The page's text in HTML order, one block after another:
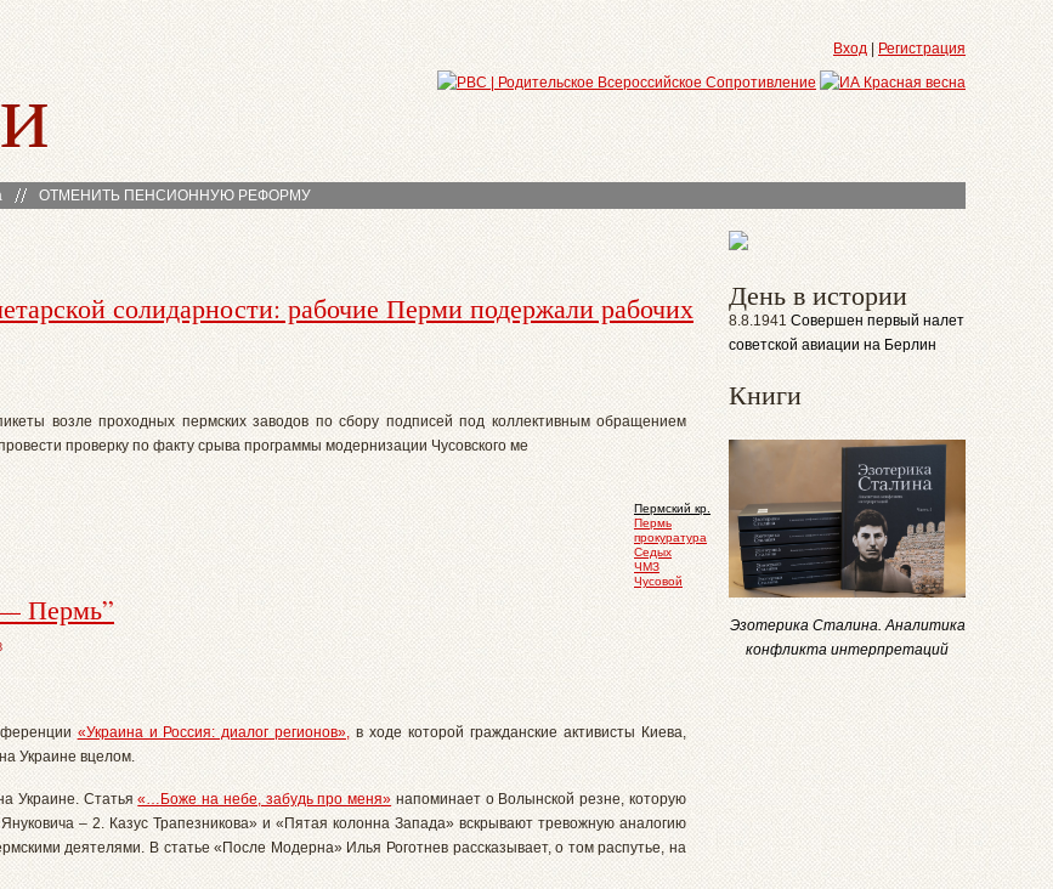
Вход Регистрация
ОТМЕНИТЬ ПЕНСИОННУЮ РЕФОРМУ
солидарности: рабочие Перми подержали рабочих
возле проходных пермских заводов по сбору подписей под коллективным обращением
проверку по факту срыва программы модернизации Чусовского ме
Пермский кр.
Пермь
прокуратура
Седых
ЧМЗ
Чусовой
Пермь”
«Украина и Россия: диалог регионов», в ходе которой гражданские активисты Киева,
Украине вцелом.
Украине. Статья«…Боже на небе, забудь про меня»напоминает о Волынской резне, которую
– 2. Казус Трапезникова» и «Пятая колонна Запада» вскрывают тревожную аналогию
деятелями. В статье «После Модерна» Илья Роготнев рассказывает, о том распутье, на
День в истории
8.8.1941 Совершен первый налет
советской авиации на Берлин
Книги
Эзотерика Сталина. Аналитика
конфликта интерпретаций